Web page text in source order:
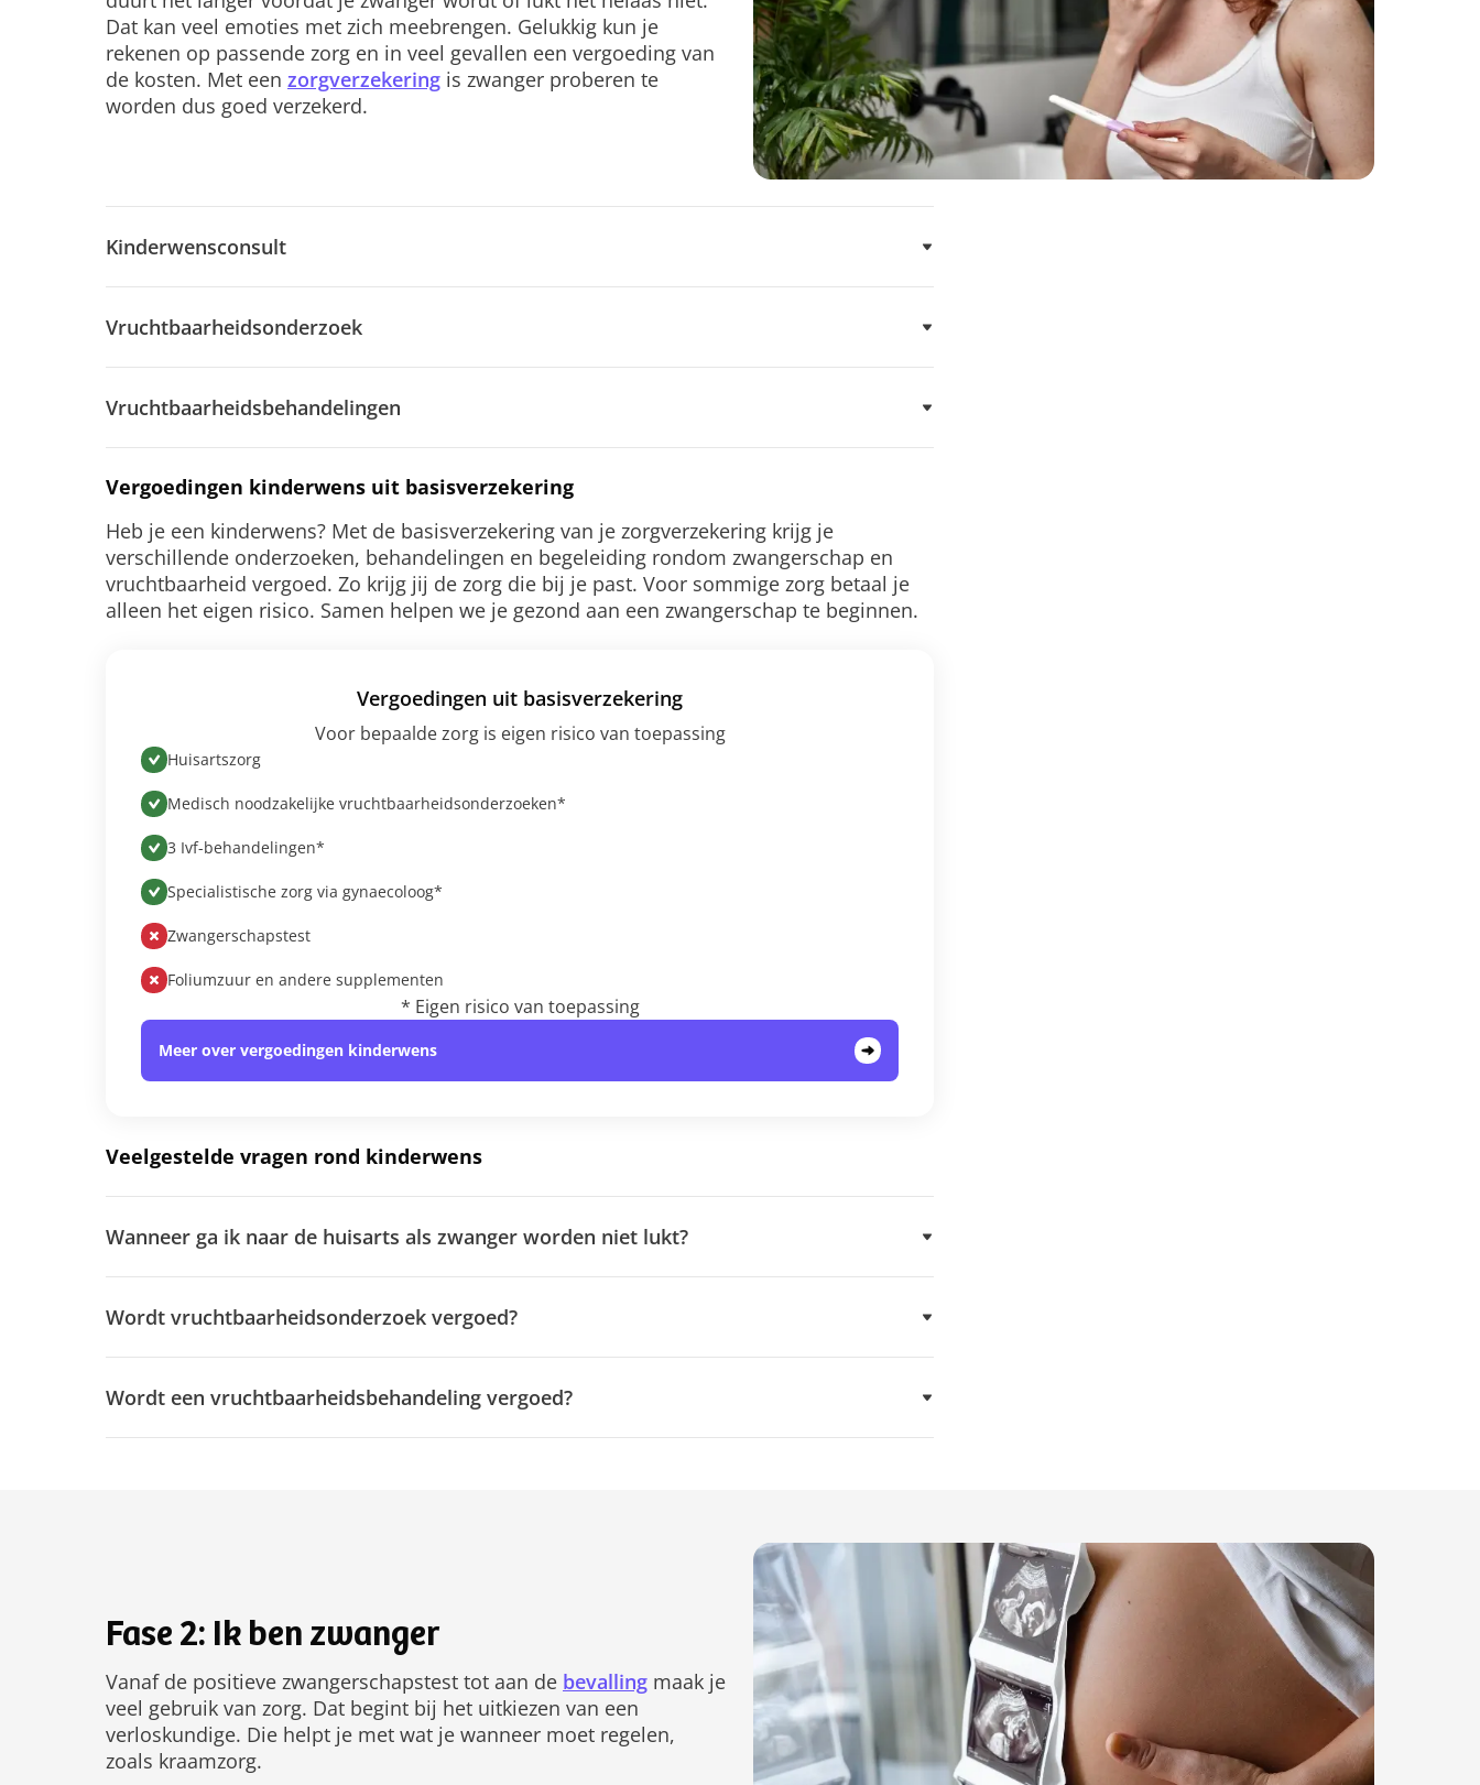
Dat kan veel emoties met zich meebrengen. Gelukkig kun je
rekenen op passende zorg en in veel gevallen een vergoeding van
de kosten. Met een zorgverzekering is zwanger proberen te
worden dus goed verzekerd.
Kinderwensconsult
Vruchtbaarheidsonderzoek
Vruchtbaarheidsbehandelingen
Vergoedingen kinderwens uit basisverzekering
Heb je een kinderwens? Met de basisverzekering van je zorgverzekering krijg je
verschillende onderzoeken, behandelingen en begeleiding rondom zwangerschap en
vruchtbaarheid vergoed. Zo krijg jij de zorg die bij je past. Voor sommige zorg betaal je
alleen het eigen risico. Samen helpen we je gezond aan een zwangerschap te beginnen.
Vergoedingen uit basisverzekering
Voor bepaalde zorg is eigen risico van toepassing
Huisartszorg
Medisch noodzakelijke vruchtbaarheidsonderzoeken*
3 Ivf-behandelingen*
Specialistische zorg via gynaecoloog*
Zwangerschapstest
Foliumzuur en andere supplementen
* Eigen risico van toepassing
Meer over vergoedingen kinderwens
Veelgestelde vragen rond kinderwens
Wanneer ga ik naar de huisarts als zwanger worden niet lukt?
Wordt vruchtbaarheidsonderzoek vergoed?
Wordt een vruchtbaarheidsbehandeling vergoed?
Fase 2: Ik ben zwanger
Vanaf de positieve zwangerschapstest tot aan de bevalling maak je
veel gebruik van zorg. Dat begint bij het uitkiezen van een
verloskundige. Die helpt je met wat je wanneer moet regelen,
zoals kraamzorg.